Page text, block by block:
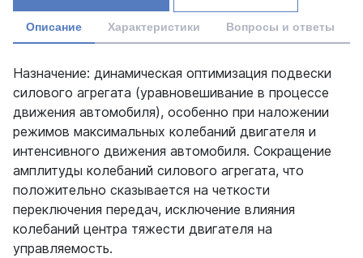
Описание Характеристики Вопросы и ответы
Назначение: динамическая оптимизация подвески
силового агрегата (уравновешивание в процессе
движения автомобиля), особенно при наложении
режимов максимальных колебаний двигателя и
интенсивного движения автомобиля. Сокращение
амплитуды колебаний силового агрегата, что
положительно сказывается на четкости
переключения передач, исключение влияния
колебаний центра тяжести двигателя на
управляемость.